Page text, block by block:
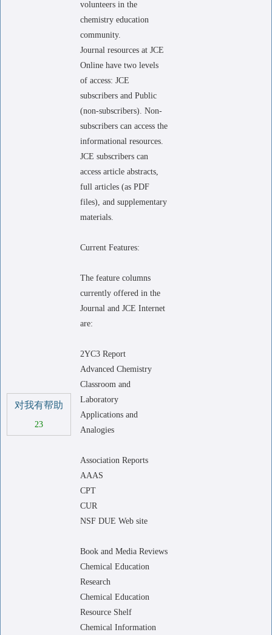
对我有帮助
23
volunteers in the
chemistry education
community.
Journal resources at JCE
Online have two levels
of access: JCE
subscribers and Public
(non-subscribers). Non-
subscribers can access the
informational resources.
JCE subscribers can
access article abstracts,
full articles (as PDF
files), and supplementary
materials.
Current Features:
The feature columns
currently offered in the
Journal and JCE Internet
are:
2YC3 Report
Advanced Chemistry
Classroom and
Laboratory
Applications and
Analogies
Association Reports
AAAS
CPT
CUR
NSF DUE Web site
Book and Media Reviews
Chemical Education
Research
Chemical Education
Resource Shelf
Chemical Information